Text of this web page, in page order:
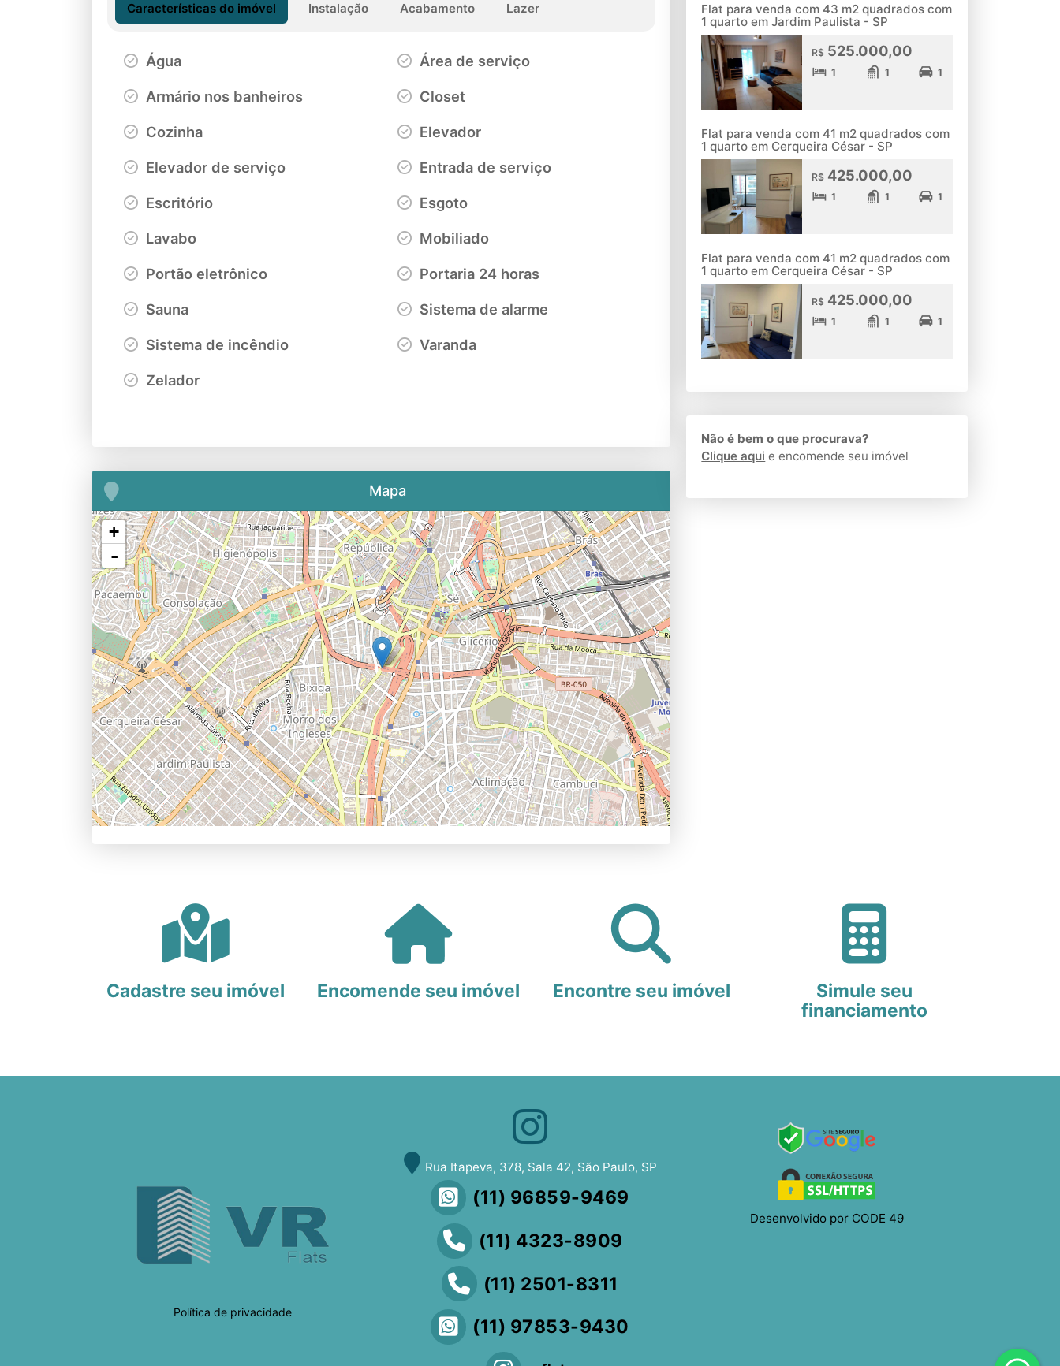
Características do imóvel Instalação Acabamento Lazer
Água Área de serviço
Armário nos banheiros Closet
Cozinha Elevador
Elevador de serviço Entrada de serviço
Escritório Esgoto
Lavabo Mobiliado
Portão eletrônico Portaria 24 horas
Sauna Sistema de alarme
Sistema de incêndio Varanda
Zelador
Mapa
+
-
Flat para venda com 43 m2 quadrados com
1 quarto em Jardim Paulista - SP
R$525.000,00
1 1 1
Flat para venda com 41 m2 quadrados com
1 quarto em Cerqueira César - SP
R$425.000,00
1 1 1
Flat para venda com 41 m2 quadrados com
1 quarto em Cerqueira César - SP
R$425.000,00
1 1 1
Não é bem o que procurava?
Clique aqui e encomende seu imóvel
Cadastre seu imóvel Encomende seu imóvel Encontre seu imóvel
Simule seu
financiamento
Política de privacidade
Rua Itapeva, 378, Sala 42, São Paulo, SP
(11) 96859-9469
(11) 4323-8909
(11) 2501-8311
(11) 97853-9430
Desenvolvido por CODE 49